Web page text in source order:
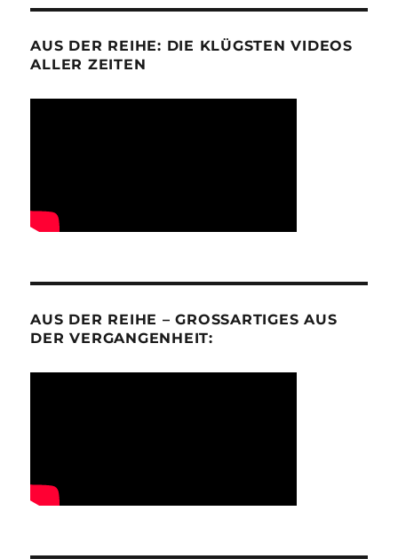
AUS DER REIHE: DIE KLÜGSTEN VIDEOS
ALLER ZEITEN
AUS DER REIHE – GROSSARTIGES AUS D
ER VERGANGENHEIT: